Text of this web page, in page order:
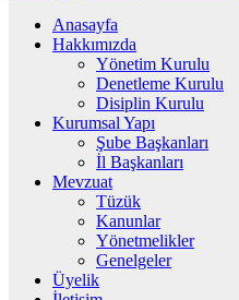
Anasayfa
Hakkımızda
Yönetim Kurulu
Denetleme Kurulu
Disiplin Kurulu
Kurumsal Yapı
Şube Başkanları
İl Başkanları
Mevzuat
Tüzük
Kanunlar
Yönetmelikler
Genelgeler
Üyelik